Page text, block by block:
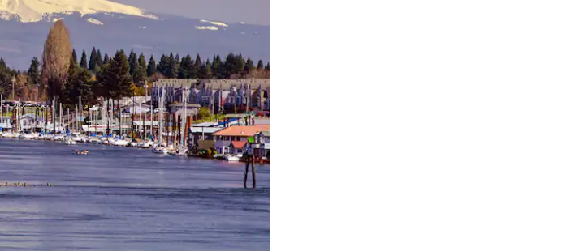
y hacia abajo o explora con el tacto o desliza el dedo.